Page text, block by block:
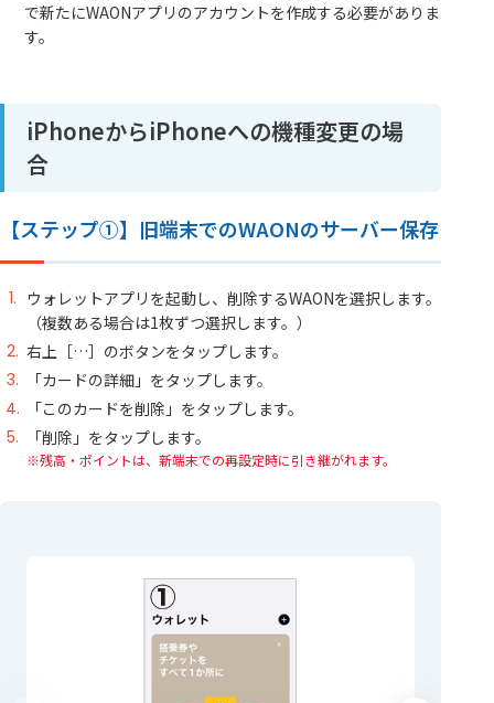
で新たにWAONアプリのアカウントを作成する必要がありま
す。
iPhoneからiPhoneへの機種変更の場
合
【ステップ①】旧端末でのWAONのサーバー保存
ウォレットアプリを起動し、削除するWAONを選択します。
（複数ある場合は1枚ずつ選択します。）
右上［…］のボタンをタップします。
「カードの詳細」をタップします。
「このカードを削除」をタップします。
「削除」をタップします。
残高・ポイントは、新端末での再設定時に引き継がれます。